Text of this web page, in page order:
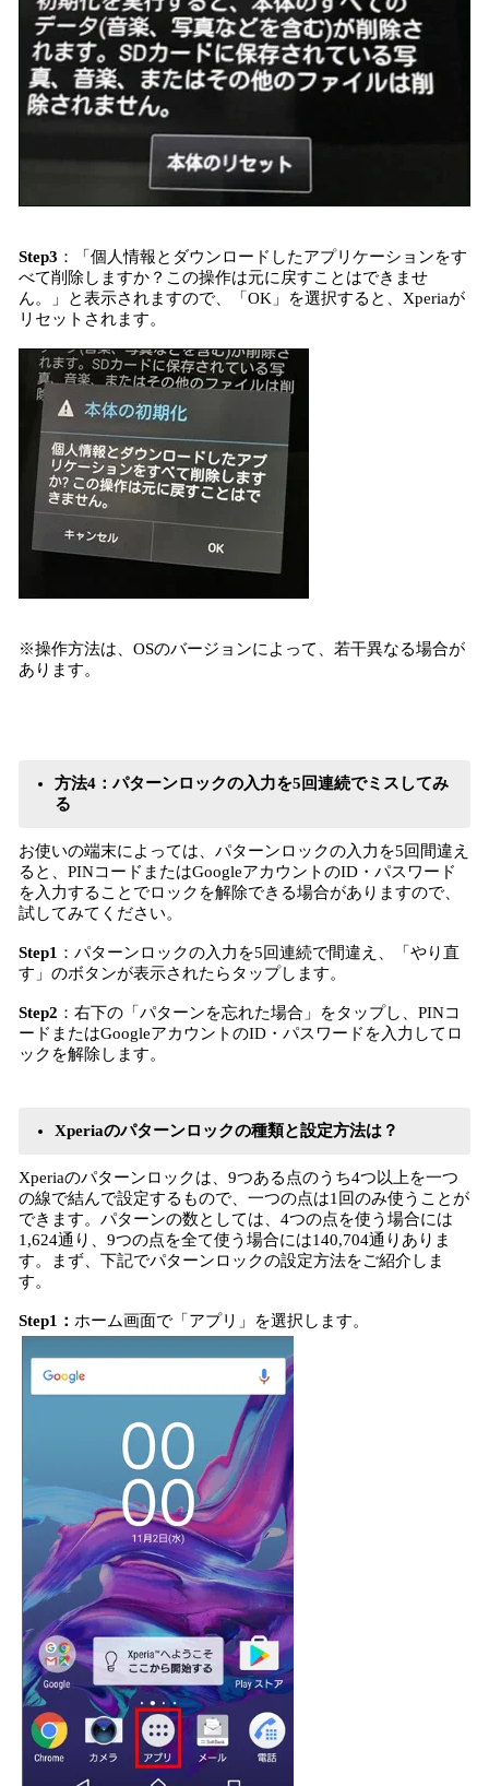
Step3 ：「個人情報とダウンロードしたアプリケーションをす
べて削除しますか？この操作は元に戻すことはできませ
ん。」と表示されますので、「OK」を選択すると、Xperiaが
リセットされます。
※操作方法は、OSのバージョンによって、若干異なる場合が
あります。
方法4：パターンロックの入力を5回連続でミスしてみ
る
お使いの端末によっては、パターンロックの入力を5回間違え
ると、PINコードまたはGoogleアカウントのID・パスワード
を入力することでロックを解除できる場合がありますので、
試してみてください。
Step1 ：パターンロックの入力を5回連続で間違え、「やり直
す」のボタンが表示されたらタップします。
Step2 ：右下の「パターンを忘れた場合」をタップし、PINコ
ードまたはGoogleアカウントのID・パスワードを入力してロ
ックを解除します。
Xperiaのパターンロックの種類と設定方法は？
Xperiaのパターンロックは、9つある点のうち4つ以上を一つ
の線で結んで設定するもので、一つの点は1回のみ使うことが
できます。パターンの数としては、4つの点を使う場合には
1,624通り、9つの点を全て使う場合には140,704通りありま
す。まず、下記でパターンロックの設定方法をご紹介しま
す。
Step1： ホーム画面で「アプリ」を選択します。